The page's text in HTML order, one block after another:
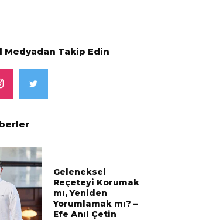
Medyadan Takip Edin
Geleneksel
Reçeteyi Korumak
mı, Yeniden
Yorumlamak mı? –
Efe Anıl Çetin